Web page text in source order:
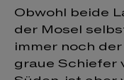
Obwohl beide
der Mosel
immer noch
graue Schiefer